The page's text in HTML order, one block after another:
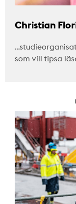
Christian
som vill tipsa